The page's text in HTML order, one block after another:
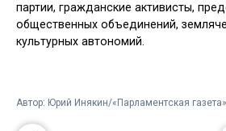
партии, гражданские активисты,
общественных объединений,
культурных автономий.
Автор: Юрий Инякин/«Парламентская газета»